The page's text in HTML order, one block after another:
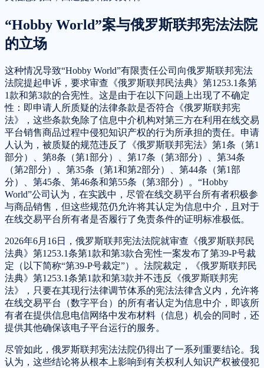
“Hobby World”案与俄罗斯联邦宪法法院
的立场
这种情况导致“Hobby World”有限责任公司向俄罗斯联邦宪法
法院提起申诉，要求审查《俄罗斯联邦民法典》第1253.1条第
1款和第3款的合宪性。这是由于在以下问题上出现了不确定
性：即申请人所质疑的法律条款是否符合《俄罗斯联邦宪
法》，这些条款免除了信息中介机构对第三方在利用在线交易
平台销售商品过程中侵犯知识产权的行为所承担的责任。申请
人认为，被质疑的规范违反了《俄罗斯联邦宪法》第1条（第1
部分）、第8条（第1部分）、第17条（第3部分）、第34条
（第2部分）、第35条（第1和第2部分）、第44条（第1部
分）、第45条、第46条和第55条（第3部分）。“Hobby
World”公司认为，在实践中，尽管在线交易平台所有者积极参
与商品销售，但这些规范仍允许将其认定为信息中介，且对于
在线交易平台所有者是否履行了免责条件的证明标准极低。
2026年6月16日，俄罗斯联邦宪法法院就审查《俄罗斯联邦民
法典》第1253.1条第1款和第3款合宪性一案发布了第39-P号裁
定（以下简称“第39-P号裁定”）。法院裁定，《俄罗斯联邦民
法典》第1253.1条第1款和第3款并不违反《俄罗斯联邦宪
法》，只要在其现行法律调节体系的宪法法律含义内，允许将
在线交易平台（数字平台）的所有者认定为信息中介，即该所
有者在提供信息电信网络中发布材料（信息）机会的同时，还
提供其他确保该电子平台运行的服务。
尽管如此，俄罗斯联邦宪法法院仍得出了一系列重要结论。我
认为，这些结论将从根本上影响到有关权利人知识产权被侵犯